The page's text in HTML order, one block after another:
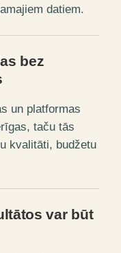
datiem.
bez
un platformas
taču tās
kvalitāti, budžetu
var būt